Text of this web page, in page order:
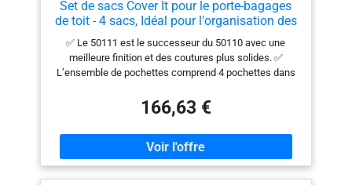
Set de sacs Cover It pour le porte-bagages
de toit - 4 sacs, Idéal pour l'organisation des
bagages dans un coffre de toit - 50111
✅ Le 50111 est le successeur du 50110 avec une
meilleure finition et des coutures plus solides. ✅
L’ensemble de pochettes comprend 4 pochettes dans
de largeur et 30 cm de hauteur. 1 sac de forme
aérodynamique pour la partie avant de la boîte : idéal
pour organiser les bagages dans un coffre de toit ✅ Le
set est conçu de manière à ce que les 4 poches
utilisent parfaitement le volume d’environ 400 litres
d’une coffre de toit standard avec des dimensions
166,63 €